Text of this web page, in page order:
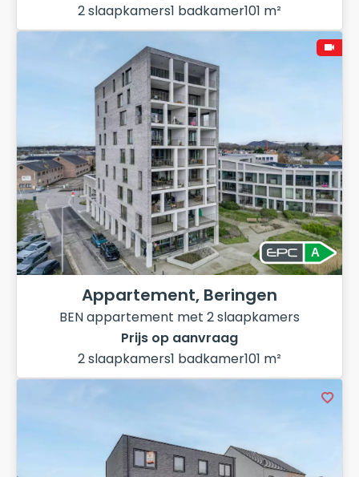
2 slaapkamers1 badkamer101 m²
A
Appartement, Beringen
BEN appartement met 2 slaapkamers
Prijs op aanvraag
2 slaapkamers1 badkamer101 m²